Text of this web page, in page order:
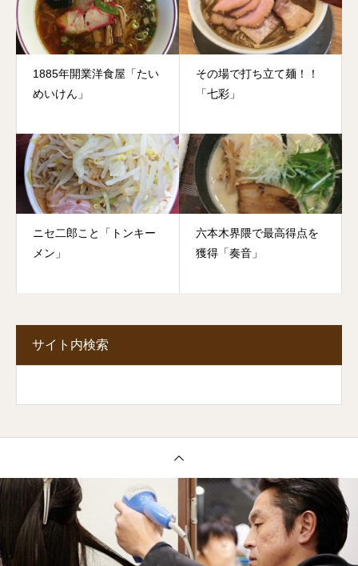
1885年開業洋食屋「たい
めいけん」
その場で打ち立て麺！！
「七彩」
ニセ二郎こと「トンキー
メン」
六本木界隈で最高得点を
獲得「奏音」
サイト内検索